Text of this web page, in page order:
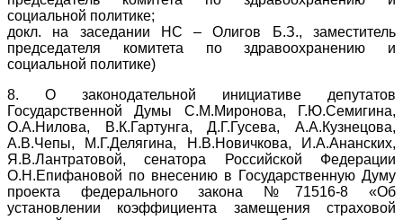
социальной политике;
докл. на заседании НС – Олигов Б.З., заместитель
председателя комитета по здравоохранению и
социальной политике)
8. О законодательной инициативе депутатов
Государственной Думы С.М.Миронова, Г.Ю.Семигина,
О.А.Нилова, В.К.Гартунга, Д.Г.Гусева, А.А.Кузнецова,
А.В.Чепы, М.Г.Делягина, Н.В.Новичкова, И.А.Ананских,
Я.В.Лантратовой, сенатора Российской Федерации
О.Н.Епифановой по внесению в Государственную Думу
проекта федерального закона №71516-8 «Об
установлении коэффициента замещения страховой